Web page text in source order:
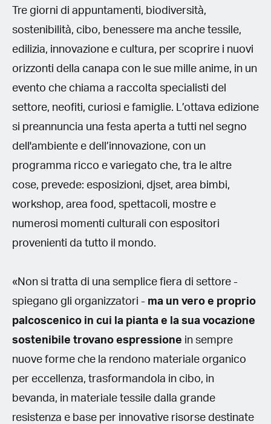
Tre giorni di appuntamenti, biodiversità,
sostenibilità, cibo, benessere ma anche tessile,
edilizia, innovazione e cultura, per scoprire i nuovi
orizzonti della canapa con le sue mille anime, in un
evento che chiama a raccolta specialisti del
settore, neofiti, curiosi e famiglie. L’ottava edizione
si preannuncia una festa aperta a tutti nel segno
dell'ambiente e dell’innovazione, con un
programma ricco e variegato che, tra le altre
cose, prevede: esposizioni, djset, area bimbi,
workshop, area food, spettacoli, mostre e
numerosi momenti culturali con espositori
provenienti da tutto il mondo.
«Non si tratta di una semplice fiera di settore -
spiegano gli organizzatori - ma un vero e proprio
palcoscenico in cui la pianta e la sua vocazione
sostenibile trovano espressione in sempre
nuove forme che la rendono materiale organico
per eccellenza, trasformandola in cibo, in
bevanda, in materiale tessile dalla grande
resistenza e base per innovative risorse destinate